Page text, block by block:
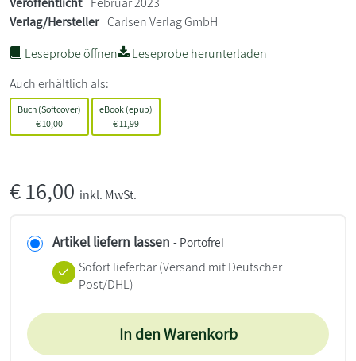
Verlag/Hersteller Carlsen Verlag GmbH
Leseprobe öffnen
Leseprobe herunterladen
Auch erhältlich als:
Buch (Softcover)
€ 10,00
eBook (epub)
€ 11,99
€16,00 inkl. MwSt.
Artikel liefern lassen - Portofrei
Sofort lieferbar(Versand mit Deutscher
Post/DHL)
In den Warenkorb